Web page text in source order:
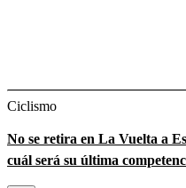
Ciclismo
No se retira en La Vuelta a
cuál será su última